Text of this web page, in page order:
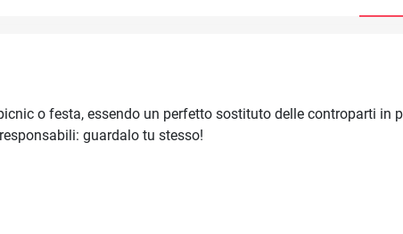
o festa, essendo un perfetto sostituto delle controparti in
guardalo tu stesso!